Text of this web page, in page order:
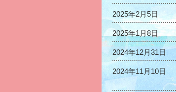
2025年2月5日
2025年1月8日
2024年12月31日
2024年11月10日